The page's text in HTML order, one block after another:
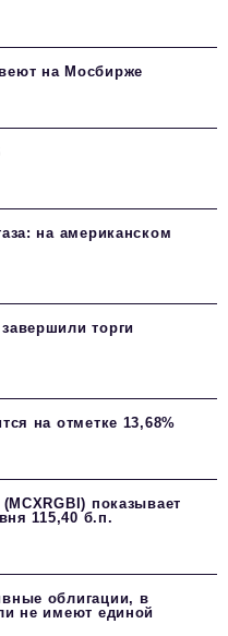
на Мосбирже
на американском
торги
на отметке 13,68%
показывает
115,40 б.п.
облигации, в
не имеют единой